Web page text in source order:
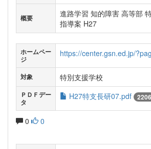
概要
進路学習 知的障害 高等部
指導案 H27
ホームペー
ジ
https://center.gsn.ed.jp/
対象 特別支援学校
ＰＤＦデー
タ
H27特支長研07.pdf 2206
0 0